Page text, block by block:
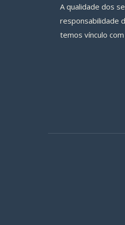
A qualidade dos
responsabilidade
temos vínculo